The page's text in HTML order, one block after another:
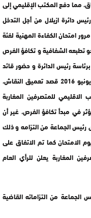
مما دفع المكتب الإقليمي إلى
دائرة ازيلال من أجل التدخل
امتحان الكفاءة المهنية لفئة
تطبعه الشفافية و تكافؤ الفرص
تلاه اجتماع ثالث برئاسة رئيس الدائرة و حضور قائد
قيادة اكوديد و رئيس الجماعة عقد يوم الجمعة 3 يونيو 2016 قصد تعميق النقاش،
للمتصرفين المغاربة
في مبدأ تكافؤ الفرص، غير أن
رئيس الجماعة من التزامه و ذلك
الامتحان كما تم الاتفاق على
المغاربة يعلن للرأي العام
من التزاماته القاضية